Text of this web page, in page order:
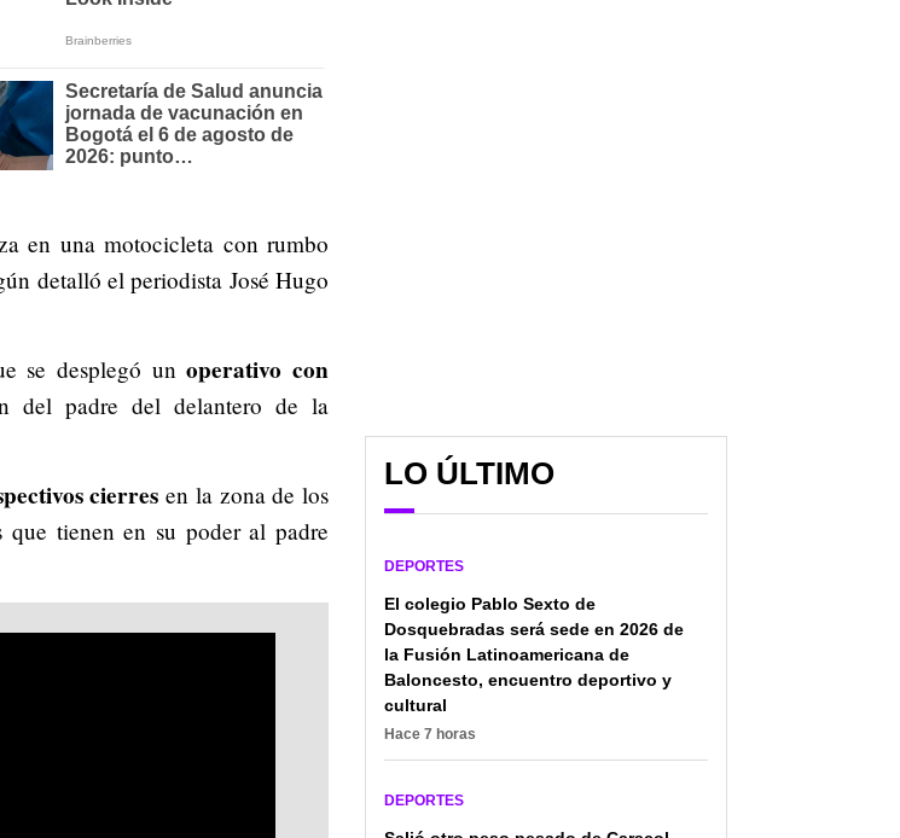
en una motocicleta con rumbo
detalló el periodista José Hugo
se desplegó unoperativo con
del padre del delantero de la
cierres en la zona de los
que tienen en su poder al padre
LO ÚLTIMO
DEPORTES
El colegio Pablo Sexto de
Dosquebradas será sede en 2026 de
la Fusión Latinoamericana de
Baloncesto, encuentro deportivo y
cultural
Hace 7 horas
DEPORTES